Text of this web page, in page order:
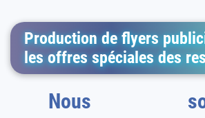
Production de flyers
les offres spéciales des
Nous